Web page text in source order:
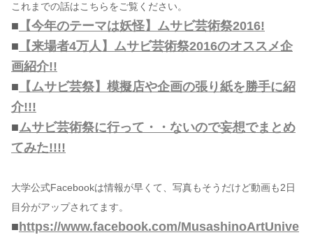
これまでの話はこちらをご覧ください。
■ 【今年のテーマは妖怪】ムサビ芸術祭2016!
■ 【来場者4万人】ムサビ芸術祭2016のオススメ企
画紹介!!
■ 【ムサビ芸祭】模擬店や企画の張り紙を勝手に紹
介!!!
■ムサビ芸術祭に行って・・ないので妄想でまとめ
てみた!!!!
大学公式Facebookは情報が早くて、写真もそうだけど動画も2日
目分がアップされてます。
■ https://www.facebook.com/MusashinoArtUnive